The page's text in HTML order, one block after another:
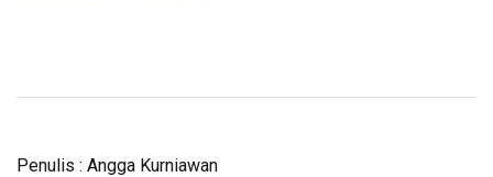
Penulis : Angga Kurniawan